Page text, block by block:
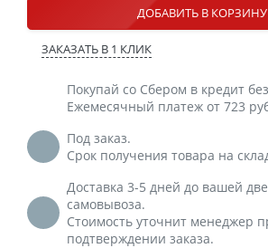
ДОБАВИТЬ В КОРЗИНУ
ЗАКАЗАТЬ В 1 КЛИК
Покупай со Сбером в кредит
Ежемесячный платеж от 723
Под заказ.
Срок получения товара на
Доставка 3-5 дней до вашей
самовывоза.
Стоимость уточнит менеджер
подтверждении заказа.